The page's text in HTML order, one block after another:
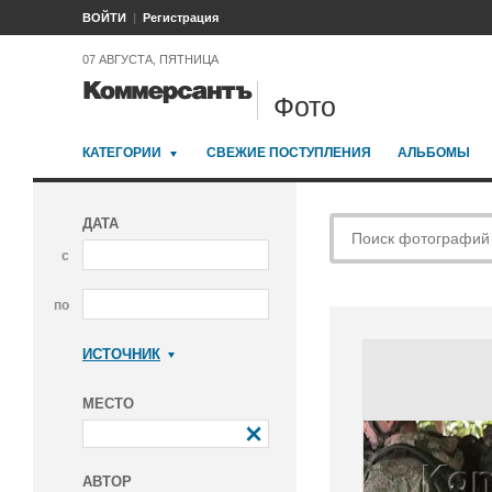
ВОЙТИ Регистрация
07 АВГУСТА, ПЯТНИЦА
Фото
КАТЕГОРИИ СВЕЖИЕ ПОСТУПЛЕНИЯ АЛЬБОМЫ
ДАТА
с
по
ИСТОЧНИК
МЕСТО
АВТОР